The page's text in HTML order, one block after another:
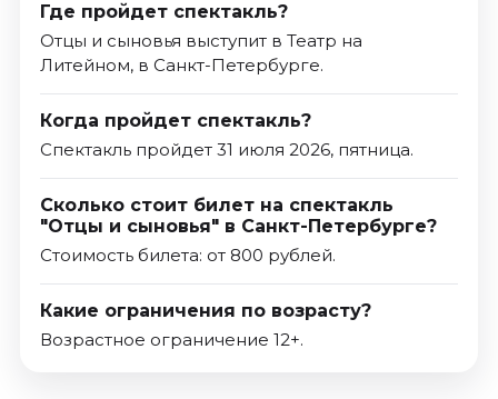
Где пройдет спектакль?
Отцы и сыновья выступит в Театр на
Литейном, в Санкт-Петербурге.
Когда пройдет спектакль?
Спектакль пройдет 31 июля 2026, пятница.
Сколько стоит билет на спектакль
"Отцы и сыновья" в Санкт-Петербурге?
Стоимость билета: от 800 рублей.
Какие ограничения по возрасту?
Возрастное ограничение 12+.